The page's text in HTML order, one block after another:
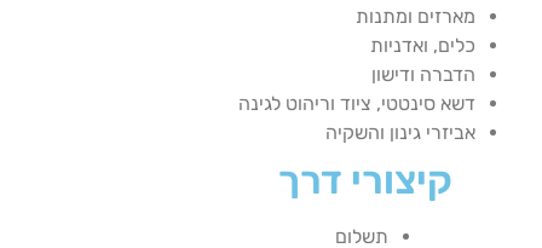
מארזים ומתנות
כלים, ואדניות
הדברה ודישון
דשא סינטטי, ציוד וריהוט לגינה
אביזרי גינון והשקיה
קיצורי דרך
תשלום